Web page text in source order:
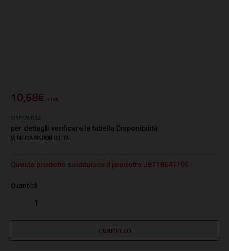
10,68€ + IVA
DISPONIBILE
per dettagli verificare la tabella Disponibilità
VERIFICA DISPONIBILITÀ
Questo prodotto sostituisce il prodotto J8718641190
Quantità